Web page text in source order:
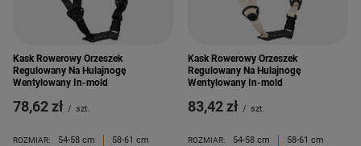
Kask Rowerowy Orzeszek
Regulowany Na Hulajnogę
Wentylowany In-mold
78,62 zł / szt.
ROZMIAR: 54-58 cm 58-61 cm
Kask Rowerowy Orzeszek
Regulowany Na Hulajnogę
Wentylowany In-mold
83,42 zł / szt.
ROZMIAR: 54-58 cm 58-61 cm